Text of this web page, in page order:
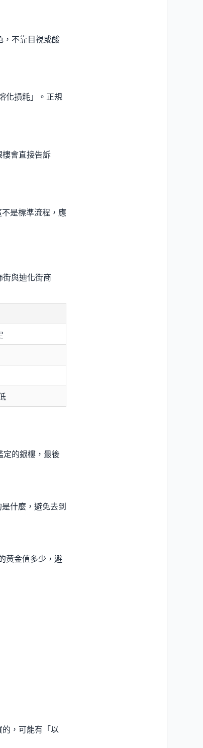
，不靠目視或酸
化損耗」。正規
會直接告訴
是標準流程，應
與迪化街商
定的銀樓，最後
什麼，避免去到
黃金值多少，避
，可能有「以